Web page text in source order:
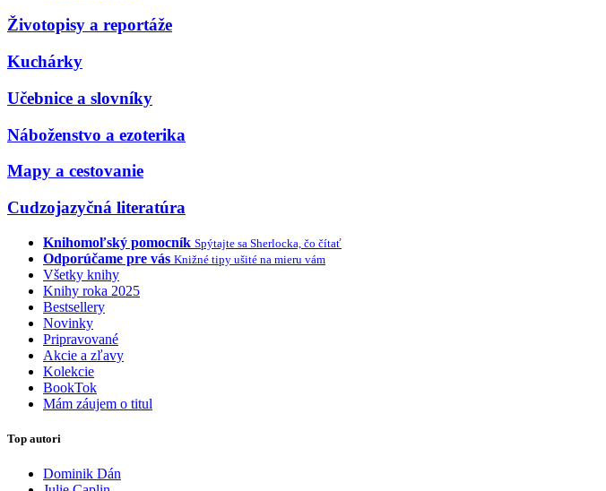
Životopisy a reportáže
Kuchárky
Učebnice a slovníky
Náboženstvo a ezoterika
Mapy a cestovanie
Cudzojazyčná literatúra
Knihomoľský pomocník Spýtajte sa Sherlocka, čo čítať
Odporúčame pre vás Knižné tipy ušité na mieru vám
Všetky knihy
Knihy roka 2025
Bestsellery
Novinky
Pripravované
Akcie a zľavy
Kolekcie
BookTok
Mám záujem o titul
Top autori
Dominik Dán